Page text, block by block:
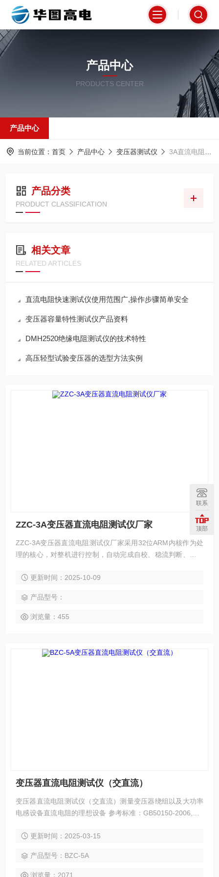
产品中心
PRODUCTS CENTER
产品中心
当前位置： 首页 产品中心 变压器测试仪 3A直流电阻测试仪
产品分类
PRODUCT CLASSIFICATION
相关文章
RELATED ARTICLES
直流电阻快速测试仪使用范围广,操作步骤简单安全
变压器容量特性测试仪产品资料
DMH2520绝缘电阻测试仪的技术特性
高压轻型试验变压器的选型方法实例
ZZC-3A变压器直流电阻测试仪厂家
ZZC-3A变压器直流电阻测试仪厂家采用32位ARM内核作为处
理的核心，对整机进行控制，自动完成自校、稳流判断、数据
流电阻。更新时间：2025-10-09
产品型号：
浏览量：455
变压器直流电阻测试仪（交直流）
变压器直流电阻测试仪（交直流）测量变压器绕组以及大功率
电感设备直流电阻的理想设备 参考标准：GB50150-2006,DL/
USB接口 自带万年历时钟和掉电存储，可存储1000组测试数
更新时间：2025-03-15
产品型号：BZC-5A
浏览量：2071
联系
顶部